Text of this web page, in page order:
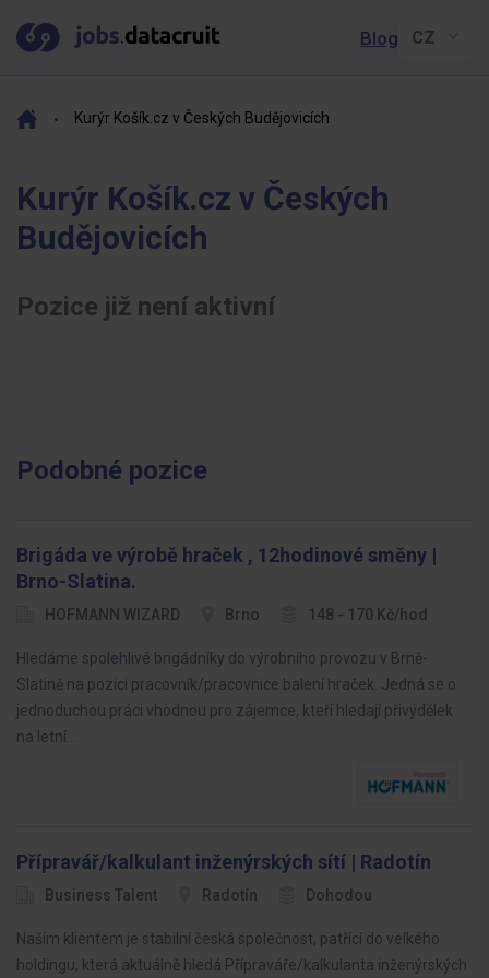
Blog
Kurýr Košík.cz v Českých Budějovicích
Kurýr Košík.cz v Českých
Budějovicích
Pozice již není aktivní
Podobné pozice
Brigáda ve výrobě hraček , 12hodinové směny |
Brno-Slatina.
HOFMANN WIZARD Brno 148 - 170 Kč/hod
Hledáme spolehlivé brigádníky do výrobního provozu v Brně-
Slatině na pozici pracovník/pracovnice balení hraček. Jedná se o
jednoduchou práci vhodnou pro zájemce, kteří hledají přivýdělek
na letní…
Přípravář/kalkulant inženýrských sítí | Radotín
Business Talent Radotín Dohodou
Naším klientem je stabilní česká společnost, patřící do velkého
holdingu, která aktuálně hledá Přípraváře/kalkulanta inženýrských